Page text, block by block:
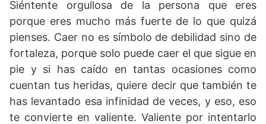
Siéntente orgullosa de la persona que eres
porque eres mucho más fuerte de lo que quizá
pienses. Caer no es símbolo de debilidad sino de
fortaleza, porque solo puede caer el que sigue en
pie y si has caído en tantas ocasiones como
cuentan tus heridas, quiere decir que también te
has levantado esa infinidad de veces, y eso, eso
te convierte en valiente. Valiente por intentarlo